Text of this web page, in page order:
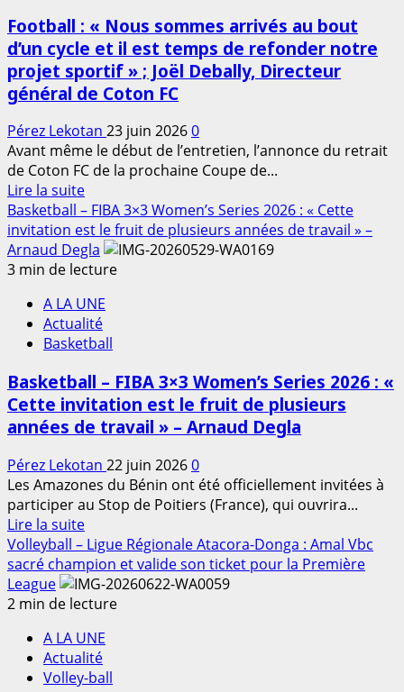
vous
des
valeurs
d’excellence,
et
de
respect
Football : « Nous sommes arrivés au bout
d’un cycle et il est temps de refonder notre
projet sportif » ; Joël Debally, Directeur
général de Coton FC
Pérez Lekotan 23 juin 20260
Avant même le début de l’entretien, l’annonce du retrait
de Coton FC de la prochaine Coupe de...
Lire la suiteEn
savoir
plus
sur
Football
«
Nous
sommes
au
bout
d’un
et
il
est
temps
de
refonder
notre
projet
»
;
Joël
Basketball – FIBA 3×3 Women’s Series 2026 : « Cette
invitation est le fruit de plusieurs années de travail » –
Arnaud Degla
3 min de lecture
A LA UNE
Actualité
Basketball
Basketball – FIBA 3×3 Women’s Series 2026 : «
Cette invitation est le fruit de plusieurs
années de travail » – Arnaud Degla
Pérez Lekotan 22 juin 20260
Les Amazones du Bénin ont été officiellement invitées à
participer au Stop de Poitiers (France), qui ouvrira...
Lire la suiteEn
savoir
plus
sur
Basketball
FIBA
3×3
Women’s
Volleyball – Ligue Régionale Atacora-Donga : Amal Vbc
sacré champion et valide son ticket pour la Première
League
2 min de lecture
A LA UNE
Actualité
Volley-ball